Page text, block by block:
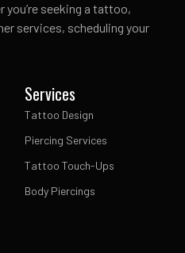
seeking a tattoo,
services, scheduling your
Services
Tattoo Design
Piercing Services
Tattoo Touch-Ups
Body Piercings